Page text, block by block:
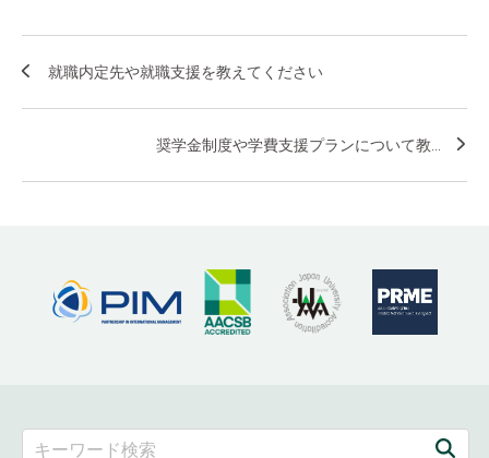
就職内定先や就職支援を教えてください
奨学金制度や学費支援プランについて教...